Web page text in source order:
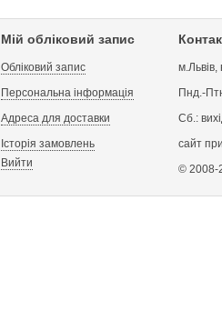
Мій обліковий запис
Обліковий запис
Персональна інформація
Адреса для доставки
Історія замовлень
Вийти
Пнд.-
Сб.:
сайт
© 2008-